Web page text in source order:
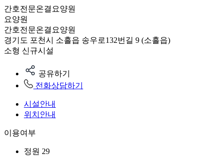
간호전문온결요양원
요양원
간호전문온결요양원
경기도 포천시 소흘읍 송우로132번길 9 (소흘읍)
소형 신규시설
공유하기
전화상담하기
시설안내
위치안내
이용여부
정원 29